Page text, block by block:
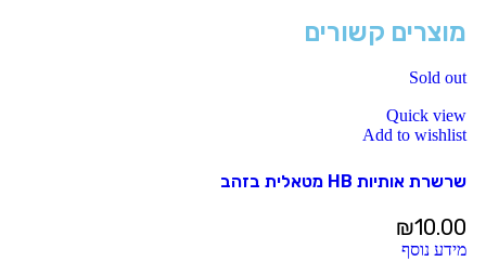
מוצרים קשורים
Sold out
Quick view
Add to wishlist
שרשרת אותיות HB מטאלית בזהב
₪10.00
מידע נוסף